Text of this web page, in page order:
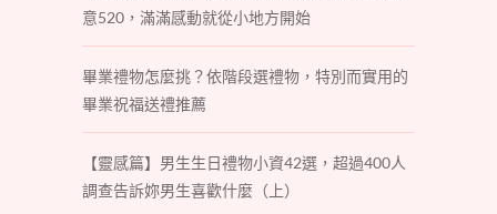
意520，滿滿感動就從小地方開始
畢業禮物怎麼挑？依階段選禮物，特別而實用的
畢業祝福送禮推薦
【靈感篇】男生生日禮物小資42選，超過400人
調查告訴妳男生喜歡什麼（上）